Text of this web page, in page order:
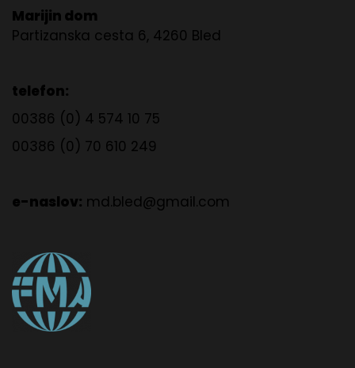
Marijin dom
Partizanska cesta 6, 4260 Bled
telefon:
00386 (0) 4 574 10 75
00386 (0) 70 610 249
e-naslov: md.bled@gmail.com